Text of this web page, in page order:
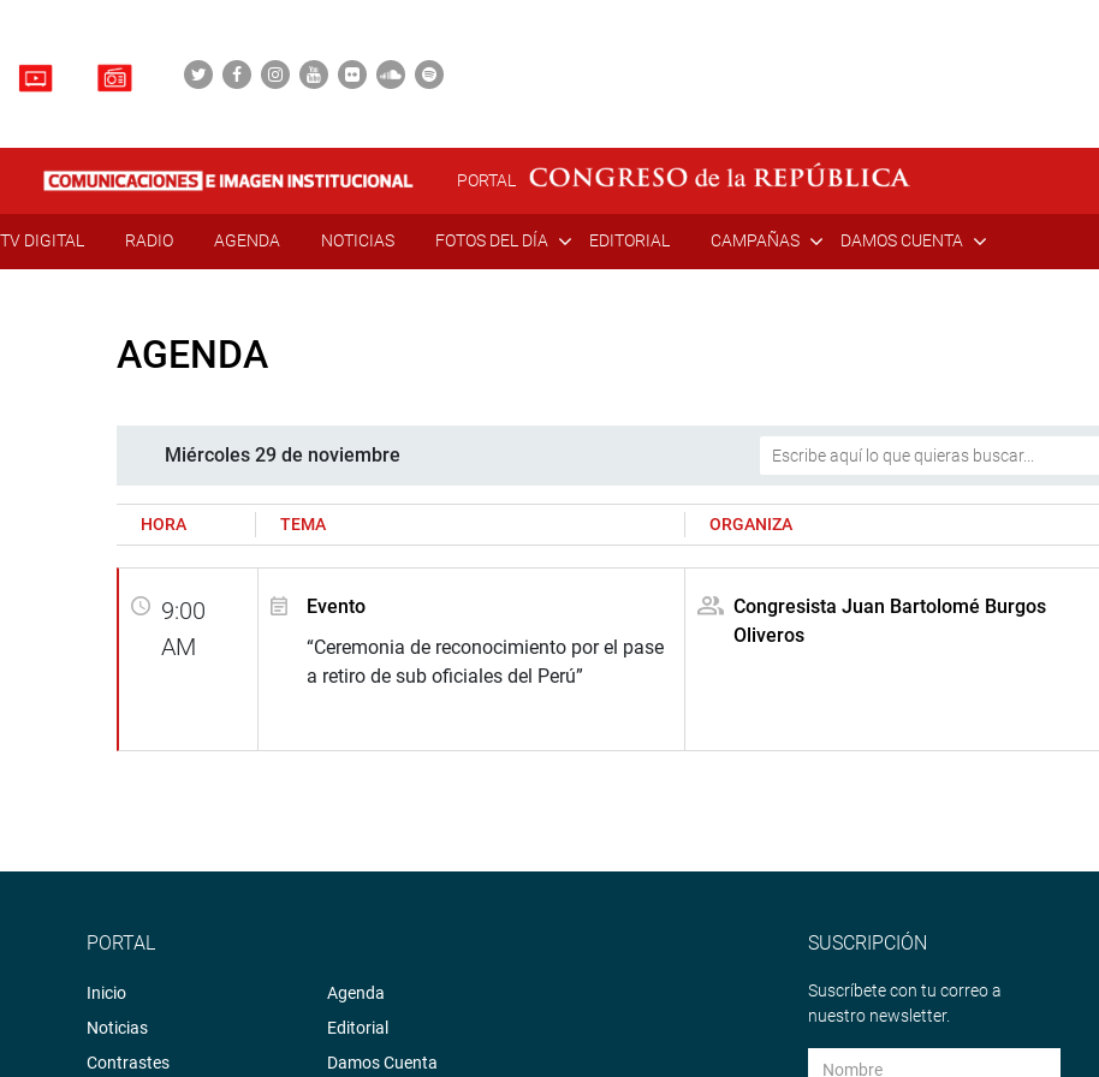
PORTAL
TV DIGITAL RADIO AGENDA NOTICIAS FOTOS DEL DÍA EDITORIAL CAMPAÑAS DAMOS CUENTA
AGENDA
Miércoles 29 de noviembre
HORA TEMA ORGANIZA
9:00
AM
Evento
“Ceremonia de reconocimiento por el pase
a retiro de sub oficiales del Perú”
Congresista Juan Bartolomé Burgos
Oliveros
PORTAL
Inicio
Noticias
Contrastes
Agenda
Editorial
Damos Cuenta
SUSCRIPCIÓN
Suscríbete con tu correo a
nuestro newsletter.